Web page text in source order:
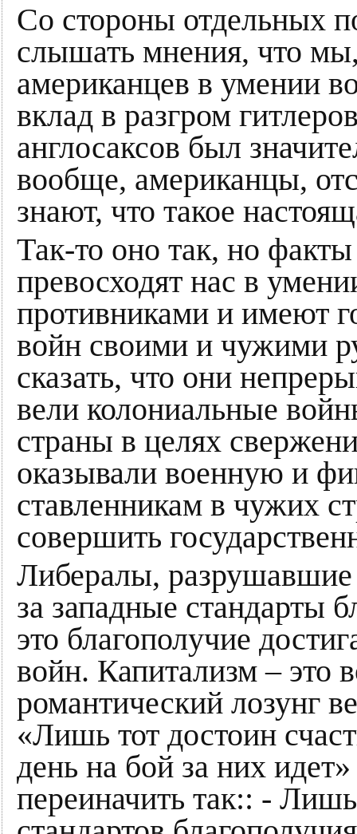
Со стороны отдельных
слышать мнения, что
американцев в умении
вклад в разгром
англосаксов был
вообще, американцы,
знают, что такое
Так-то оно так, но
превосходят нас в
противниками и имеют
войн своими и чужими
сказать, что они
вели колониальные
страны в целях
оказывали военную и
ставленникам в чужих
совершить
Либералы,
за западные стандарты
это благополучие
войн. Капитализм – это
романтический лозунг
«Лишь тот достоин
день на бой за них
переиначить так:: -